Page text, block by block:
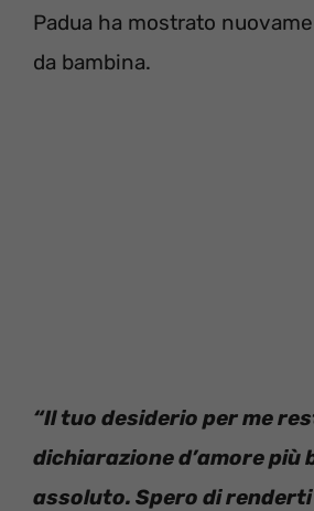
Padua ha mostrato
da bambina.
“Il tuo desiderio per me
dichiarazione d’amore più
assoluto. Spero di